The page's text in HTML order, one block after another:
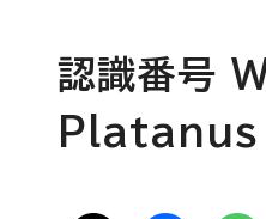
認識番号